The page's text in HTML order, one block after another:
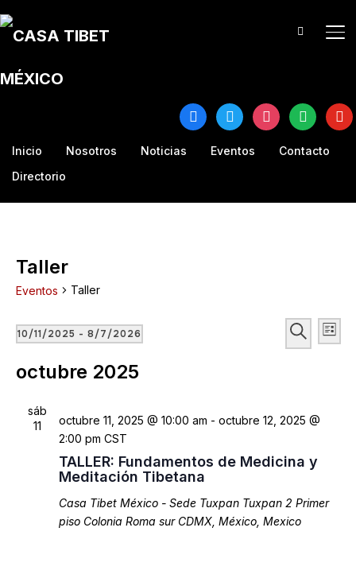
facebooktwitter instagramspotify
Inicio Nosotros Noticias Eventos
Contacto
Directorio
Taller
Eventos Taller
Eventos
y
de
vistas
de
BUSCAR
de
LISTA
10/11/2025 - 8/7/2026
fecha.
octubre 2025
sáb
11
TALLER: Fundamentos de Medicina y
Meditación Tibetana
octubre 11, 2025 @ 10:00 am - octubre 12, 2025 @
2:00 pm CST
Casa Tibet México - Sede Tuxpan Tuxpan 2 Primer
piso Colonia Roma sur CDMX, México, Mexico